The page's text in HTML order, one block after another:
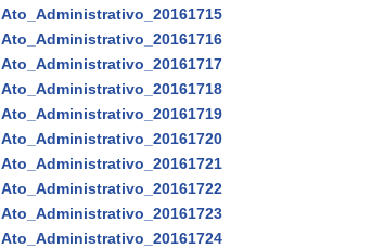
Ato_Administrativo_20161715
Ato_Administrativo_20161716
Ato_Administrativo_20161717
Ato_Administrativo_20161718
Ato_Administrativo_20161719
Ato_Administrativo_20161720
Ato_Administrativo_20161721
Ato_Administrativo_20161722
Ato_Administrativo_20161723
Ato_Administrativo_20161724